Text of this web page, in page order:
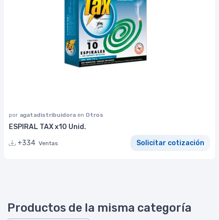
por agatadistribuidora en Otros
ESPIRAL TAX x10 Unid.
+334 Ventas Solicitar cotización
Productos de la misma categoría